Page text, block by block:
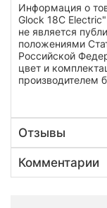
Информация о
Glock 18C
не является
положениями
Российской
цвет и
производителем
Отзывы
Комментарии